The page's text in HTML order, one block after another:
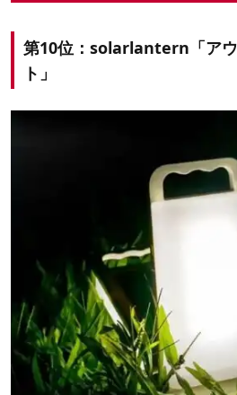
第10位：solarlantern「ア
ト」